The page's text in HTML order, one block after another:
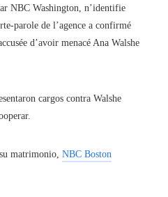
NBC Washington, n’identifie
parole de l’agence a confirmé
d’avoir menacé Ana Walshe
cargos contra Walshe
matrimonio, NBC Boston